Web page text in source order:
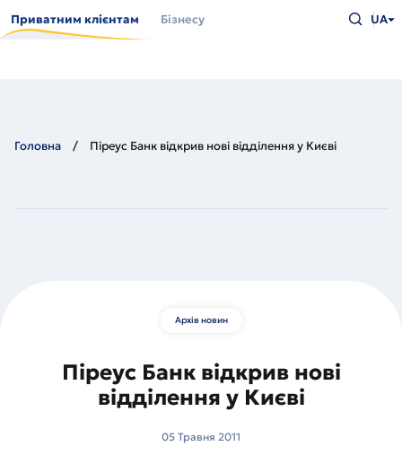
до
основного
Приватним клієнтам Бізнесу
що
UA
Головна Піреус Банк відкрив нові відділення у Києві
Архів новин
Піреус Банк відкрив нові
відділення у Києві
05 Травня 2011